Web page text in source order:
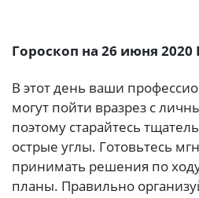
Гороскоп на 26 июня 2020
В этот день ваши
могут пойти вразрез с
поэтому старайтесь
острые углы. Готовьтесь
принимать решения по
планы. Правильно